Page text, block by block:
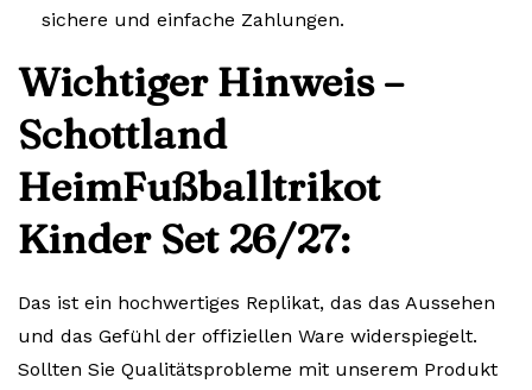
sichere und einfache Zahlungen.
Wichtiger Hinweis –
Schottland
HeimFußballtrikot
Kinder Set 26/27:
Das ist ein hochwertiges Replikat, das das Aussehen
und das Gefühl der offiziellen Ware widerspiegelt.
Sollten Sie Qualitätsprobleme mit unserem Produkt